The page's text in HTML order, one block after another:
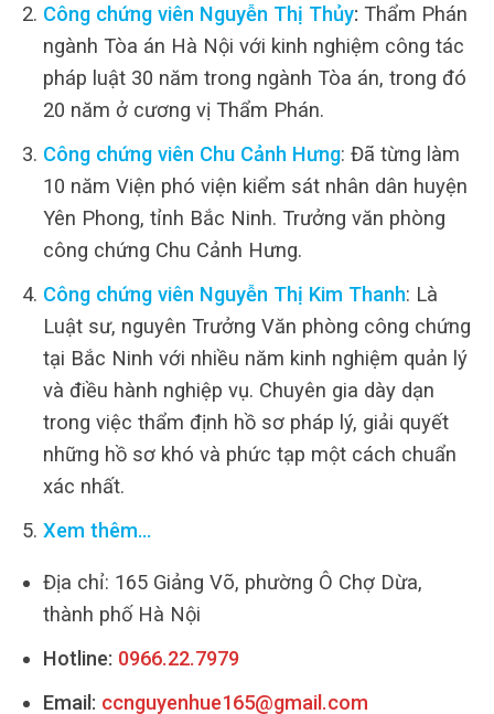
Công chứng viên Nguyễn Thị Thủy: Thẩm Phán
ngành Tòa án Hà Nội với kinh nghiệm công tác
pháp luật 30 năm trong ngành Tòa án, trong đó
20 năm ở cương vị Thẩm Phán.
Công chứng viên Chu Cảnh Hưng: Đã từng làm
10 năm Viện phó viện kiểm sát nhân dân huyện
Yên Phong, tỉnh Bắc Ninh. Trưởng văn phòng
công chứng Chu Cảnh Hưng.
Công chứng viên Nguyễn Thị Kim Thanh: Là
Luật sư, nguyên Trưởng Văn phòng công chứng
tại Bắc Ninh với nhiều năm kinh nghiệm quản lý
và điều hành nghiệp vụ. Chuyên gia dày dạn
trong việc thẩm định hồ sơ pháp lý, giải quyết
những hồ sơ khó và phức tạp một cách chuẩn
xác nhất.
Xem thêm…
Địa chỉ: 165 Giảng Võ, phường Ô Chợ Dừa,
thành phố Hà Nội
Hotline: 0966.22.7979
Email: ccnguyenhue165@gmail.com